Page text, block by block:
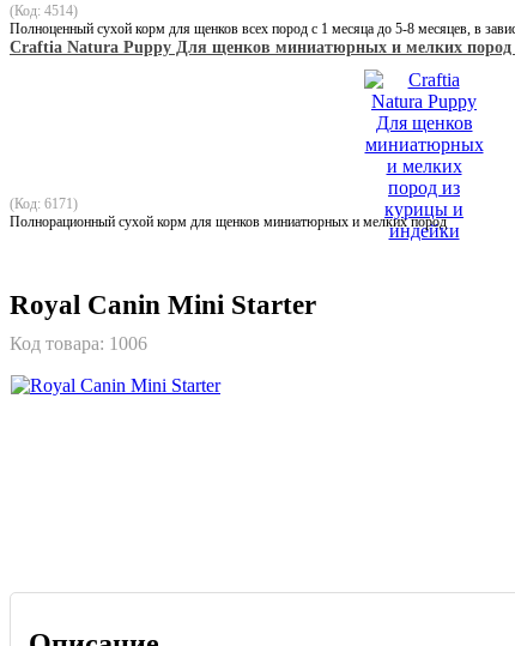
(Код: 4514)
Полноценный сухой корм для щенков всех пород с 1 месяца до 5-8 месяцев, в
Craftia Natura Puppy Для щенков миниатюрных и мелких пород
(Код: 6171)
Полнорационный сухой корм для щенков миниатюрных и мелких пород
Royal Canin Mini Starter
Код товара: 1006